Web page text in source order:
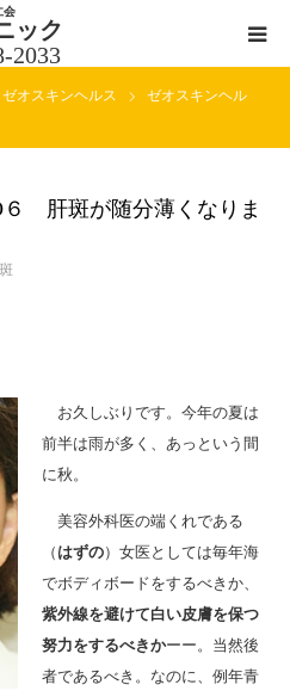
会
ック
2033
ゼオスキンヘルス
ゼオスキンヘル
肝斑が随分薄くなりま
お久しぶりです。今年の夏は
前半は雨が多く、あっという間
に秋。
美容外科医の端くれである
（ はずの）女医としては毎年海
でボディボードをするべきか、
紫外線を避けて白い皮膚を保つ
努力をするべきかーー。当然後
者であるべき。なのに、例年青